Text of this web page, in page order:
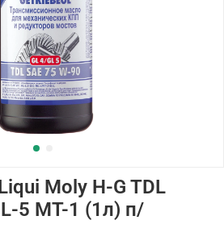
Moly H-G TDL
5 MT-1 (1л) п/